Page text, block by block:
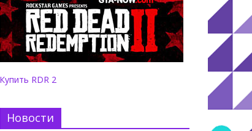
Купить RDR 2
Новости